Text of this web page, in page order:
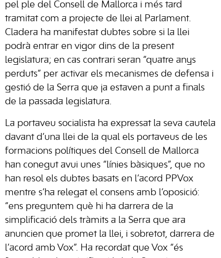
pel ple del Consell de Mallorca i més tard
tramitat com a projecte de llei al Parlament.
Cladera ha manifestat dubtes sobre si la llei
podrà entrar en vigor dins de la present
legislatura; en cas contrari seran “quatre anys
perduts” per activar els mecanismes de defensa i
gestió de la Serra que ja estaven a punt a finals
de la passada legislatura.
La portaveu socialista ha expressat la seva cautela
davant d’una llei de la qual els portaveus de les
formacions polítiques del Consell de Mallorca
han conegut avui unes “línies bàsiques”, que no
han resol els dubtes basats en l’acord PPVox
mentre s’ha relegat el consens amb l’oposició:
“ens preguntem què hi ha darrera de la
simplificació dels tràmits a la Serra que ara
anuncien que promet la llei, i sobretot, darrera de
l’acord amb Vox”. Ha recordat que Vox “és